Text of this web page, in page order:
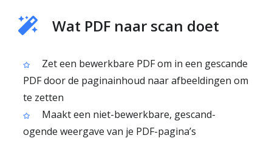
Wat PDF naar scan doet
Zet een bewerkbare PDF om in een gescande
PDF door de paginainhoud naar afbeeldingen om
te zetten
Maakt een niet-bewerkbare, gescand-
ogende weergave van je PDF-pagina’s